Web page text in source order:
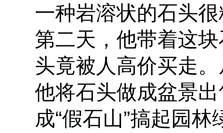
一种岩溶状的石头
第二天，他带着这
头竟被人高价买走
他将石头做成盆景
成“假石山”搞起